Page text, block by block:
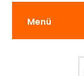
Menü